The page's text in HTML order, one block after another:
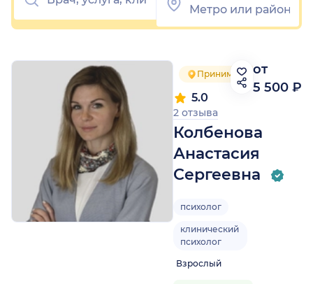
Принимает в 2 районах
Колбенова
Анастасия
Сергеевна
5.0
2 отзыва
психолог
клинический
психолог
Взрослый
от
5 500 ₽